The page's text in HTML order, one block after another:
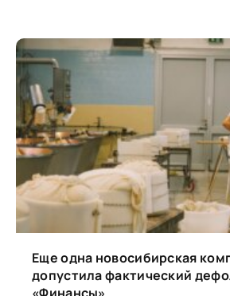
Еще одна новосибирская
допустила фактический